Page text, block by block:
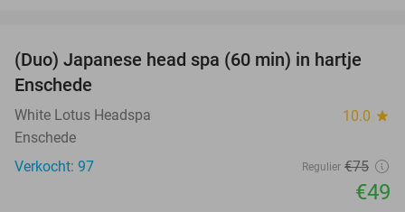
35%
(Duo) Japanese head spa (60 min) in hartje
Enschede
White Lotus Headspa 10.0 star
Enschede
Verkocht: 97
Regulier €75
€49